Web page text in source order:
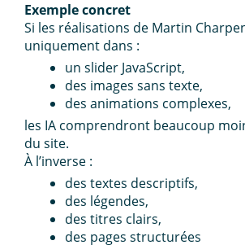
Exemple concret
Si les réalisations de Martin
uniquement dans :
un slider JavaScript,
des images sans texte,
des animations complexes,
les IA comprendront beaucoup
du site.
À l’inverse :
des textes descriptifs,
des légendes,
des titres clairs,
des pages structurées